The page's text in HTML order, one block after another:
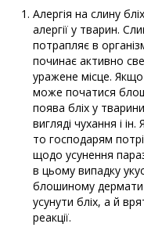
Алергія на слину
алергії у тварин.
потрапляє в
починає активно
уражене місце.
може початися
поява бліх у
вигляді чухання і
то господарям
щодо усунення
в цьому випадку
блошиному
усунути бліх, а й
реакції.